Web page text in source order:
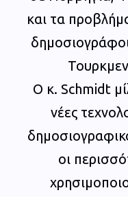
και τα
Ο κ. Schmidt
νέες
οι